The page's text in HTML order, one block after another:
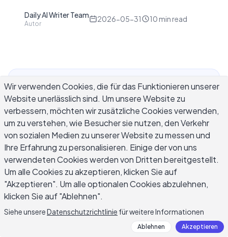
Daily AI Writer Team
Autor
2026-05-31 10 min read
Die Suche nach den richtigen Apps zur
Verbesserung von Schreibfähigkeiten erfordert
mehr Überlegung, als die meisten Schriftsteller
erwarten. Der Markt umfasst Hunderte von Tools
für Grammatikprüfung, KI-Unterstützung,
ablenkungsfreies Schreiben,
Wortschatzentwicklung und Schreibtraining, und
sie erfüllen nicht alle die gleiche Aufgabe. Die
Wahl der falschen Kategorie für Ihren
tatsächlichen Engpass führt zu unproduktiver
Arbeit, nicht zu Fortschritt. Dieser Leitfaden
unterteilt die Hauptkategorien von Schreib-
Wir verwenden Cookies, die für das Funktionieren unserer
Website unerlässlich sind. Um unsere Website zu
verbessern, möchten wir zusätzliche Cookies verwenden,
um zu verstehen, wie Besucher sie nutzen, den Verkehr
von sozialen Medien zu unserer Website zu messen und
Ihre Erfahrung zu personalisieren. Einige der von uns
verwendeten Cookies werden von Dritten bereitgestellt.
Um alle Cookies zu akzeptieren, klicken Sie auf
"Akzeptieren". Um alle optionalen Cookies abzulehnen,
klicken Sie auf "Ablehnen".
Siehe unsereDatenschutzrichtlinie für weitere Informationen
Ablehnen Akzeptieren